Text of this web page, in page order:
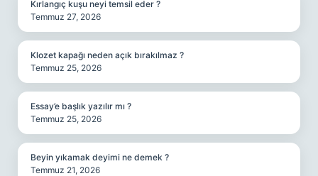
Kırlangıç kuşu neyi temsil eder ?
Temmuz 27, 2026
Klozet kapağı neden açık bırakılmaz ?
Temmuz 25, 2026
Essay’e başlık yazılır mı ?
Temmuz 25, 2026
Beyin yıkamak deyimi ne demek ?
Temmuz 21, 2026